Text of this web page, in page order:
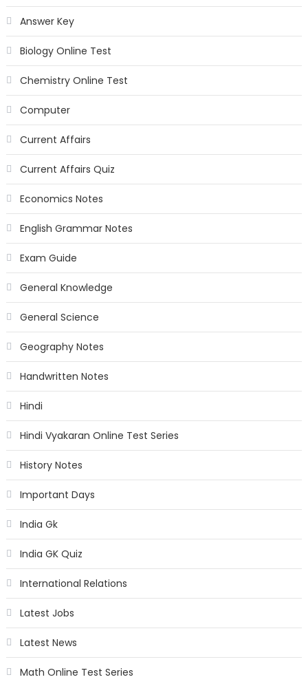
Answer Key
Biology Online Test
Chemistry Online Test
Computer
Current Affairs
Current Affairs Quiz
Economics Notes
English Grammar Notes
Exam Guide
General Knowledge
General Science
Geography Notes
Handwritten Notes
Hindi
Hindi Vyakaran Online Test Series
History Notes
Important Days
India Gk
India GK Quiz
International Relations
Latest Jobs
Latest News
Math Online Test Series